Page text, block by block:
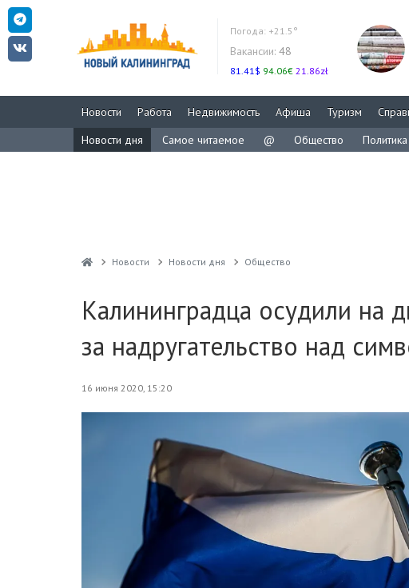
Погода: +21.5°
Вакансии: 48
81.41$ 94.06€ 21.86zł
Новости Работа Недвижимость Афиша Туризм
Новости дня
Самое читаемое @ Общество Политика
Новости Новости дня Общество
Калининградца осудили на
за надругательство над
16 июня 2020, 15:20